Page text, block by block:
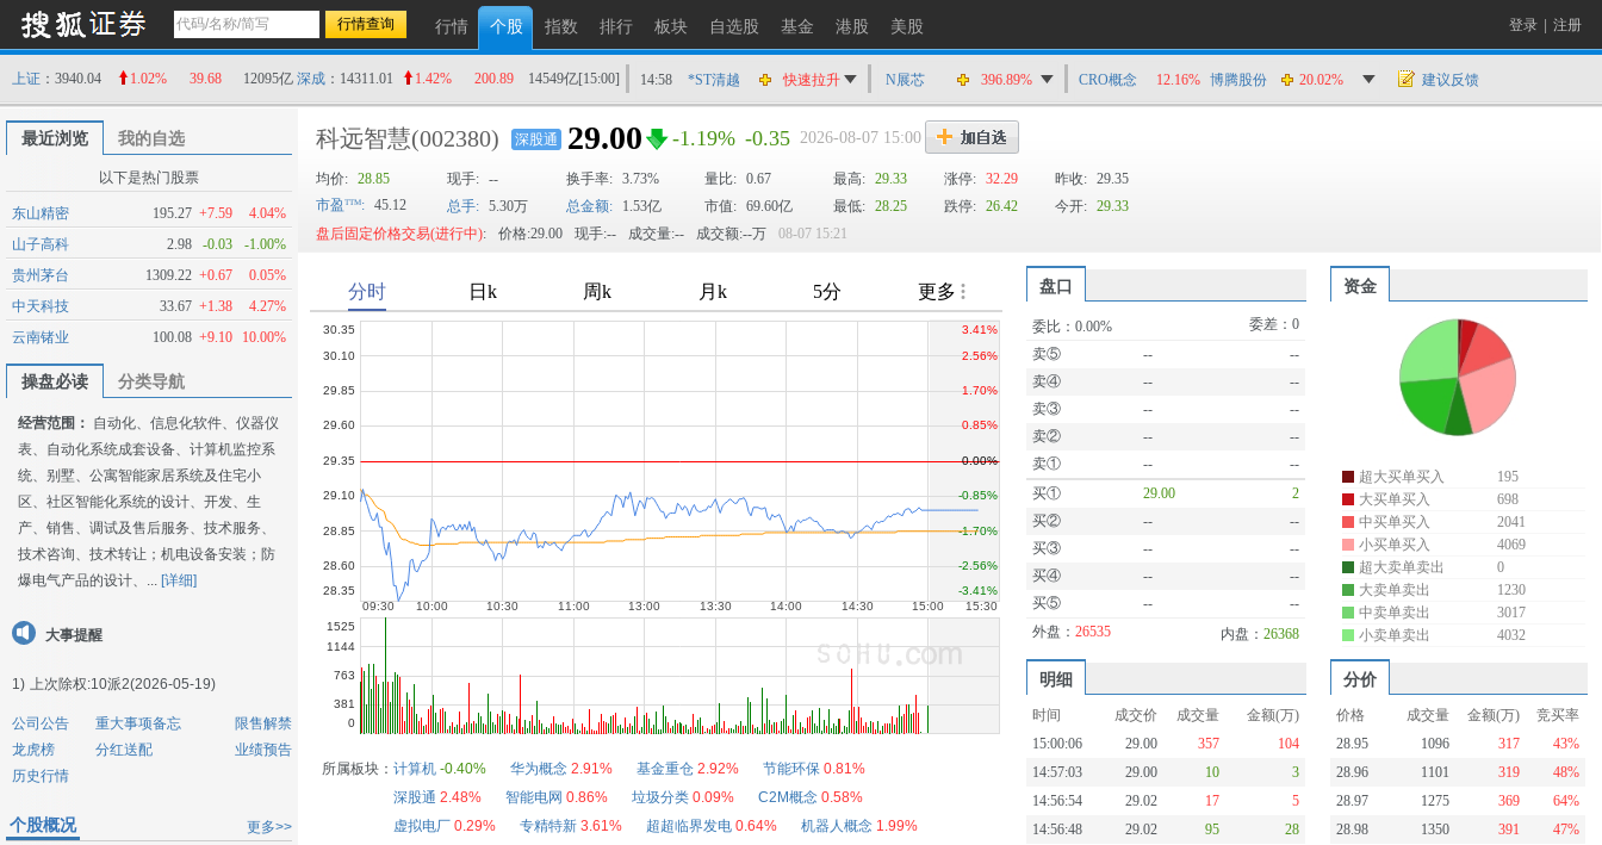
行情 个股 指数 排行 板块 自选股 基金 港股 美股 登录 注册
上证 ：3940.04 1.02% 39.68 12095亿 深成 ：14311.01 1.42% 200.89 14549亿[15:00] 14:58 *ST清越
快速拉升
14:56
爱丽家居
快速拉升
14:56
金凯生科
14:56
南亚新材
猛烈打压
盛达资源
14:55
盛达资源
快速拉升
N展芯 396.89% CRO概念 12.16% 博腾股份 20.02% 建议反馈
最近浏览 我的自选
以下是热门股票
东山精密 195.27 +7.59
4.04%
山子高科
2.98 -0.03
-1.00%
贵州茅台
1309.22 +0.67
0.05%
中天科技
33.67 +1.38
4.27%
云南锗业
100.08 +9.10 10.00%
操盘必读 分类导航
经营范围： 自动化、信息化软件、仪器仪
表、自动化系统成套设备、计算机监控系
统、别墅、公寓智能家居系统及住宅小
区、社区智能化系统的设计、开发、生
产、销售、调试及售后服务、技术服务、
技术咨询、技术转让；机电设备安装；防
爆电气产品的设计、... [详细]
大事提醒
1) 上次除权:10派2(2026-05-19)
公司公告 重大事项备忘
限售解禁
龙虎榜
分红送配
业绩预告
历史行情
更多>>
个股概况
科远智慧(002380) 深股通 29.00 -1.19% -0.35 2026-08-07 15:00
均价: 28.85 现手: -- 换手率: 3.73% 量比: 0.67 最高: 29.33 涨停: 32.29 昨收: 29.35
市盈
: 45.12 总手: 5.30万 总金额: 1.53亿 市值: 69.60亿 最低: 28.25 跌停: 26.42 今开: 29.33
盘后固定价格交易(进行中): 价格:29.00 现手:-- 成交量:-- 成交额:--万 08-07 15:21
所属板块： 计算机 -0.40% 华为概念 2.91% 基金重仓 2.92% 节能环保 0.81%
深股通 2.48% 智能电网 0.86% 垃圾分类 0.09% C2M概念 0.58%
虚拟电厂 0.29% 专精特新 3.61% 超超临界发电 0.64% 机器人概念 1.99%
盘口 资金
委比：0.00% 委差：0
卖⑤
--
--
卖④
--
--
卖③
--
--
卖②
--
--
卖①
--
--
买①
29.00
2
买②
--
--
买③
--
--
买④
--
--
买⑤
--
--
外盘：26535 内盘：26368
超大买单买入
195
大买单买入
698
中买单买入
2041
小买单买入
4069
超大卖单卖出
0
大卖单卖出
1230
中卖单卖出
3017
小卖单卖出
4032
明细 分价
时间 成交价 成交量
金额(万)
15:00:06
29.00 357
104
14:57:03
29.00 10
3
14:56:54
29.02 17
5
14:56:48
29.02 95
28
价格 成交量 金额(万)
竞买率
28.95
1096 317
43%
28.96
1101 319
48%
28.97
1275 369
64%
28.98
1350 391
47%